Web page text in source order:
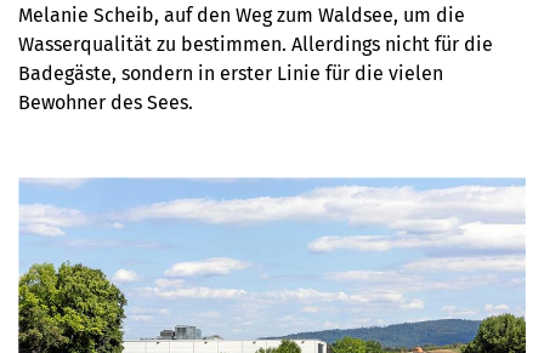
Melanie Scheib, auf den Weg zum Waldsee, um die
Wasserqualität zu bestimmen. Allerdings nicht für die
Badegäste, sondern in erster Linie für die vielen
Bewohner des Sees.